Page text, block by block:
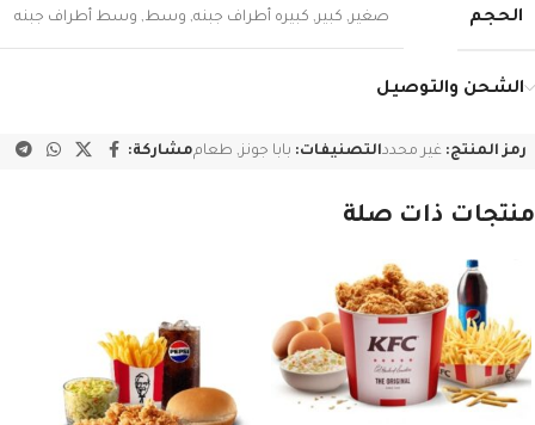
الحجم صغير, كبير, كبيره أطراف جبنه, وسط, وسط أطراف جبنه
الشحن والتوصيل
رمز المنتج: غير محددالتصنيفات: بابا جونز, طعاممشاركة:
منتجات ذات صلة